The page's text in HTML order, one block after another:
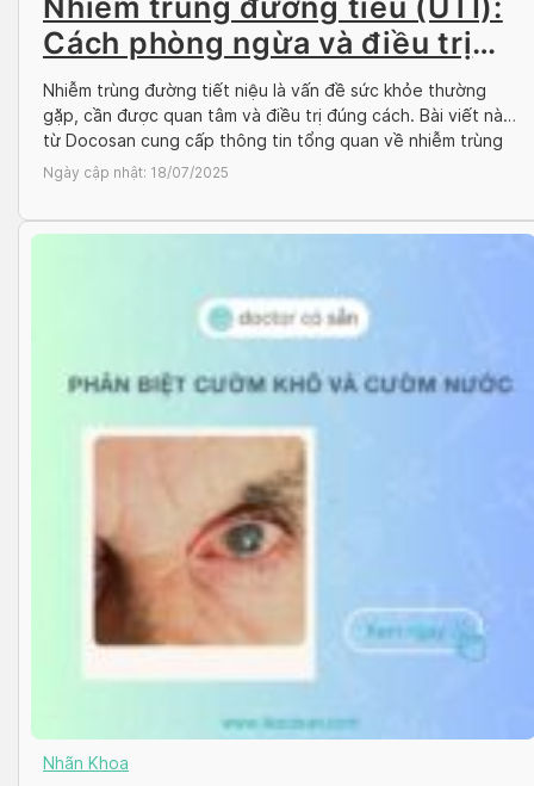
Cách phòng ngừa và điều trị
hiệu quả
Nhiễm trùng đường tiết niệu là vấn đề sức khỏe thường
gặp, cần được quan tâm và điều trị đúng cách. Bài viết này
từ Docosan cung cấp thông tin tổng quan về nhiễm trùng
đường tiết niệu và đặc biệt hướng dẫn bạn tìm kiếm các lựa
Ngày cập nhật: 18/07/2025
Nhãn Khoa